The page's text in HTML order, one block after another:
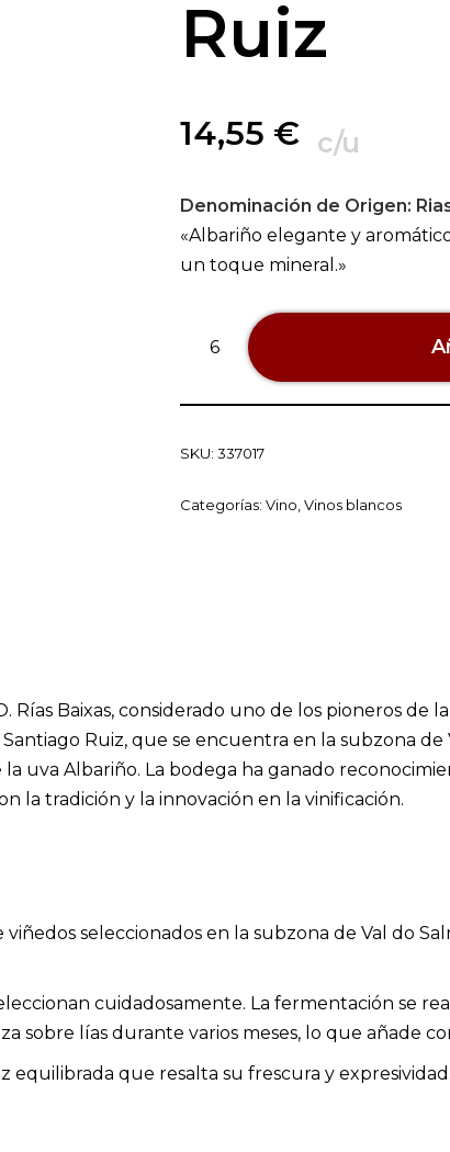
Ruiz
14,55 € c/u
Denominación de Origen:
«Albariño elegante y
un toque mineral.»
SKU: 337017
Categorías: Vino Vinos blancos
Rías Baixas, considerado uno de los pioneros de
Ruiz, que se encuentra en la subzona
uva Albariño. La bodega ha ganado
la tradición y la innovación en la vinificación.
viñedos seleccionados en la subzona de Val do
cuidadosamente. La fermentación se
sobre lías durante varios meses, lo que añade
equilibrada que resalta su frescura y expresividad.